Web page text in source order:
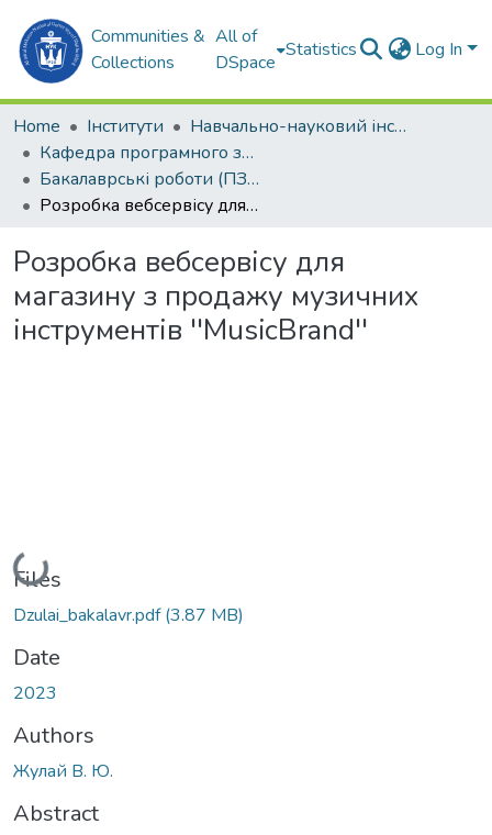
Communities &
Collections
All of
DSpace
Statistics Log In
Home Інститути
Навчально-науковий інститут комп'ютерних наук та управління проектами (ННІКНУП)
Кафедра програмного забезпечення автоматизованих систем (ПЗАС)
Бакалаврські роботи (ПЗАС)
Розробка вебсервісу для магазину з продажу музичних інструментів ''MusicBrand''
Розробка вебсервісу для
магазину з продажу музичних
інструментів ''MusicBrand''
Loading...
Files
Dzulai_bakalavr.pdf(3.87 MB)
Date
2023
Authors
Жулай В. Ю.
Abstract